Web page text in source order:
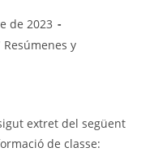
de 2023
Resúmenes y
extret del següent
de classe: